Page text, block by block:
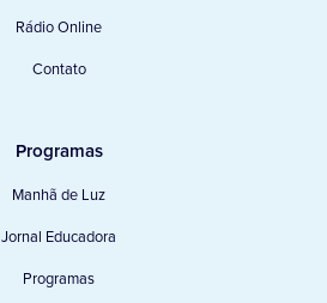
Rádio Online
Contato
Programas
Manhã de Luz
Jornal Educadora
Programas